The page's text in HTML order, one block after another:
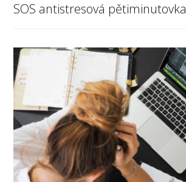
SOS antistresová pětiminutovka